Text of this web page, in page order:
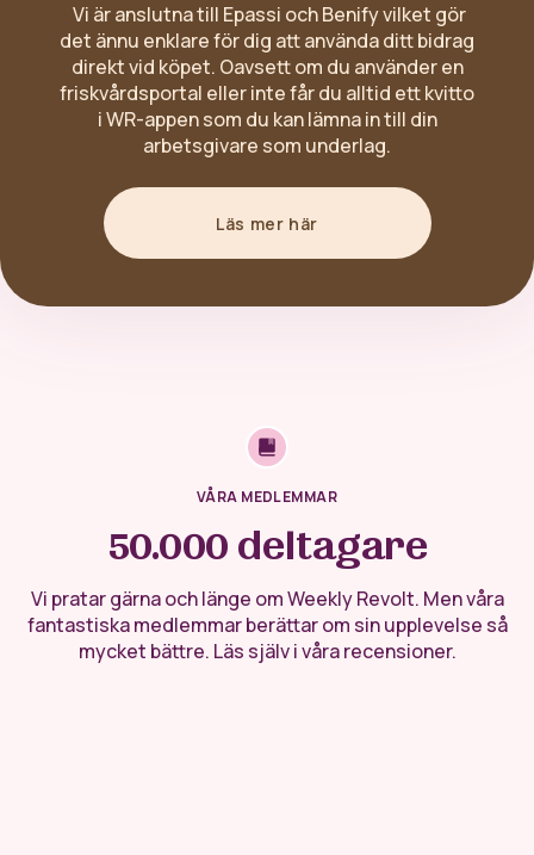
Vi är anslutna till Epassi och Benify vilket gör
det ännu enklare för dig att använda ditt bidrag
direkt vid köpet. Oavsett om du använder en
friskvårdsportal eller inte får du alltid ett kvitto
i WR-appen som du kan lämna in till din
arbetsgivare som underlag.
Läs mer här
VÅRA MEDLEMMAR
50.000 deltagare
Vi pratar gärna och länge om Weekly Revolt. Men våra
fantastiska medlemmar berättar om sin upplevelse så
mycket bättre. Läs själv i våra recensioner.